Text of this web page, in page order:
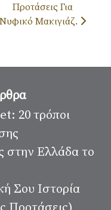
Προτάσεις Για
Νυφικό Μακιγιάζ.
20 τρόποι
στην Ελλάδα το
Σου Ιστορία